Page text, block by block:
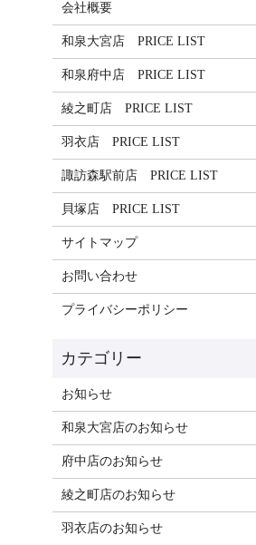
会社概要
和泉大宮店 PRICE LIST
和泉府中店 PRICE LIST
綾之町店 PRICE LIST
羽衣店 PRICE LIST
諏訪森駅前店 PRICE LIST
貝塚店 PRICE LIST
サイトマップ
お問い合わせ
プライバシーポリシー
お知らせ
和泉大宮店のお知らせ
府中店のお知らせ
綾之町店のお知らせ
羽衣店のお知らせ